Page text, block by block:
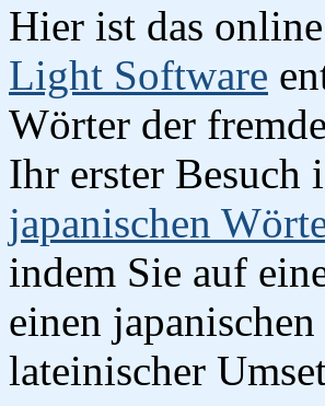
Hier ist das
Light Software
Wörter der
Ihr erster
japanischen
indem Sie auf
einen
lateinischer